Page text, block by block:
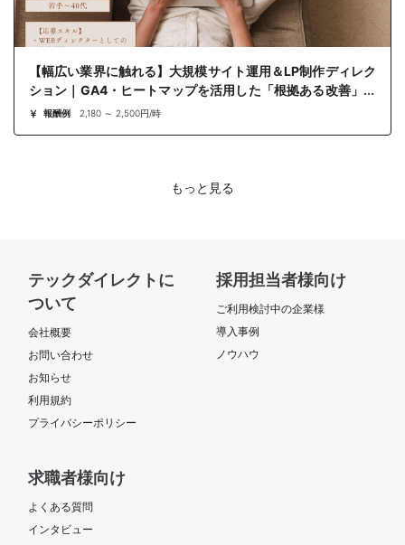
【幅広い業界に触れる】大規模サイト運用＆LP制作ディレク
ション｜GA4・ヒートマップを活用した「根拠ある改善」を
リードするWEBディレクター案件（リモート併用）
報酬例 2,180 ～ 2,500円/時
もっと見る
テックダイレクトに
ついて
会社概要
お問い合わせ
お知らせ
利用規約
プライバシーポリシー
採用担当者様向け
ご利用検討中の企業様
導入事例
ノウハウ
求職者様向け
よくある質問
インタビュー